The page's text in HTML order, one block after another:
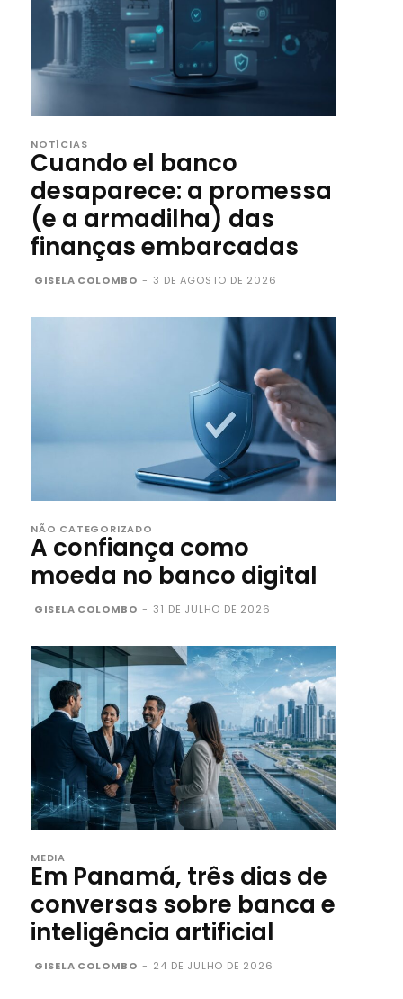
NOTÍCIAS
Cuando el banco
desaparece: a promessa
(e a armadilha) das
finanças embarcadas
GISELA COLOMBO - 3 DE AGOSTO DE 2026
NÃO CATEGORIZADO
A confiança como
moeda no banco digital
GISELA COLOMBO - 31 DE JULHO DE 2026
MEDIA
Em Panamá, três dias de
conversas sobre banca e
inteligência artificial
GISELA COLOMBO - 24 DE JULHO DE 2026